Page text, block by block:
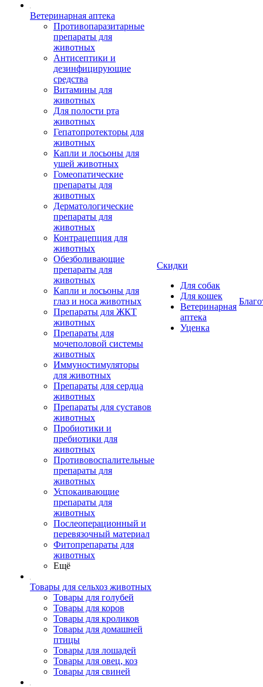
Ветеринарная аптека
Противопаразитарные
препараты для
животных
Антисептики и
дезинфицирующие
средства
Витамины для
животных
Для полости рта
животных
Гепатопротекторы для
животных
Капли и лосьоны для
ушей животных
Гомеопатические
препараты для
животных
Дерматологические
препараты для
животных
Контрацепция для
животных
Обезболивающие
препараты для
животных
Капли и лосьоны для
глаз и носа животных
Препараты для ЖКТ
животных
Препараты для
мочеполовой системы
животных
Иммуностимуляторы
для животных
Препараты для сердца
животных
Препараты для суставов
животных
Пробиотики и
пребиотики для
животных
Противовоспалительные
препараты для
животных
Успокаивающие
препараты для
животных
Послеоперационный и
перевязочный материал
Фитопрепараты для
животных
Ещё
Товары для сельхоз животных
Товары для голубей
Товары для коров
Товары для кроликов
Товары для домашней
птицы
Товары для лошадей
Товары для овец, коз
Товары для свиней
Скидки
Для собак
Для кошек
Ветеринарная
аптека
Уценка